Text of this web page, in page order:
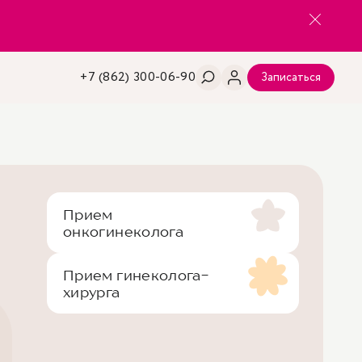
+7 (862) 300-06-90 Записаться
Прием
онкогинеколога
Прием гинеколога-
хирурга